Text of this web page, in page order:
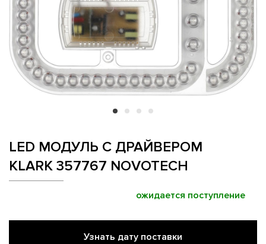
LED МОДУЛЬ С ДРАЙВЕРОМ
KLARK 357767 NOVOTECH
ожидается поступление
Узнать дату поставки